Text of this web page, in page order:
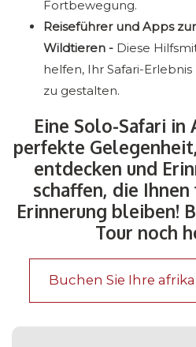
Fortbewegung.
Reiseführer und Apps
Wildtieren - Diese
helfen, Ihr Safari-
zu gestalten.
Eine Solo-Safari in
perfekte
entdecken und
schaffen, die
Erinnerung bleiben!
Tour noch
Buchen Sie Ihre